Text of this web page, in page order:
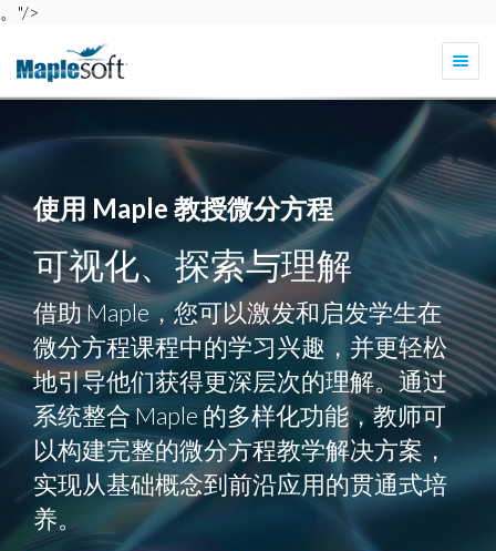
。"/>
切
导
使用 Maple 教授微分方程
可视化、探索与理解
借助 Maple，您可以激发和启发学生在
微分方程课程中的学习兴趣，并更轻松
地引导他们获得更深层次的理解。通过
系统整合 Maple 的多样化功能，教师可
以构建完整的微分方程教学解决方案，
实现从基础概念到前沿应用的贯通式培
养。